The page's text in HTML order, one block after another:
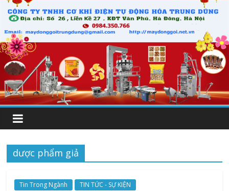
dược phẩm giả
Tin Trong Ngành TIN TỨC - SỰ KIỆN